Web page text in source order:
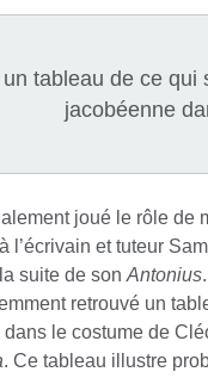
un tableau de ce qui
jacobéenne
joué le rôle de
l’écrivain et tuteur
suite de son Antonius
retrouvé un
le costume de
. Ce tableau illustre